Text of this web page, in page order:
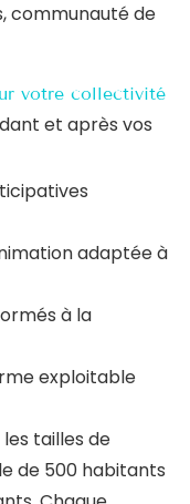
communauté de
votre collectivité
et après vos
adaptée à
à la
exploitable
tailles de
de 500 habitants